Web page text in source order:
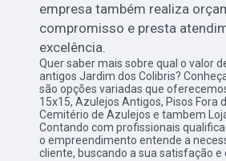
empresa também realiza
compromisso e presta
excelência.
Quer saber mais sobre qual o valor
antigos Jardim dos Colibris?
são opções variadas que
15x15, Azulejos Antigos, Pisos Fora
Cemitério de Azulejos e tambem
Contando com profissionais
o empreendimento entende a
cliente, buscando a sua satisfação e